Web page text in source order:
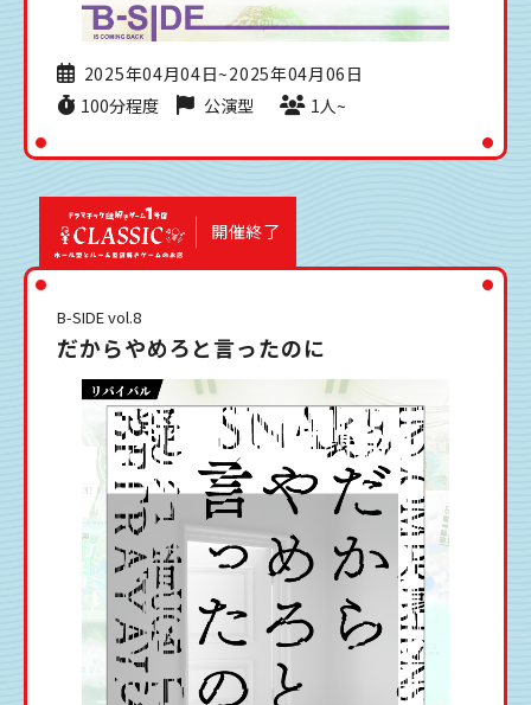
2025年04月04日~2025年04月06日
100分程度
公演型 1人~
開催終了
B-SIDE vol.8
だからやめろと言ったのに